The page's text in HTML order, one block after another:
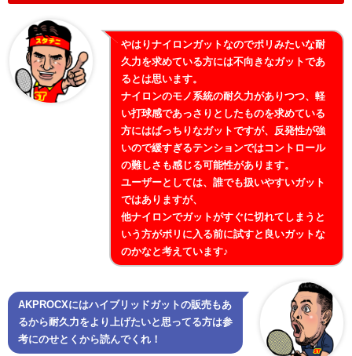
やはりナイロンガットなのでポリみたいな耐
久力を求めている方には不向きなガットであ
るとは思います。
ナイロンのモノ系統の耐久力がありつつ、軽
い打球感であっさりとしたものを求めている
方にはばっちりなガットですが、反発性が強
いので緩すぎるテンションではコントロール
の難しさも感じる可能性があります。
ユーザーとしては、誰でも扱いやすいガット
ではありますが、
他ナイロンでガットがすぐに切れてしまうと
いう方がポリに入る前に試すと良いガットな
のかなと考えています♪
AKPROCXにはハイブリッドガットの販売もあ
るから耐久力をより上げたいと思ってる方は参
考にのせとくから読んでくれ！